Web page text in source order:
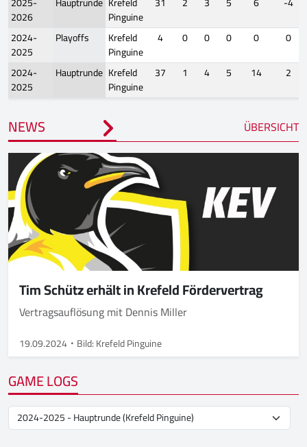
2026
Pinguine
2024-
2025
Playoffs
Krefeld
Pinguine
4 0 0 0 0
0
2024-
2025
Hauptrunde Krefeld
Pinguine
37 1 4 5 14 2
NEWS ÜBERSICHT
Tim Schütz erhält in Krefeld Fördervertrag
Vertragsauflösung mit Dennis Miller
19.09.2024 Bild: Krefeld Pinguine
GAME LOGS